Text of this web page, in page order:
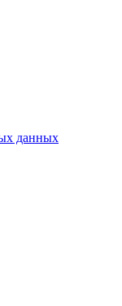
данных